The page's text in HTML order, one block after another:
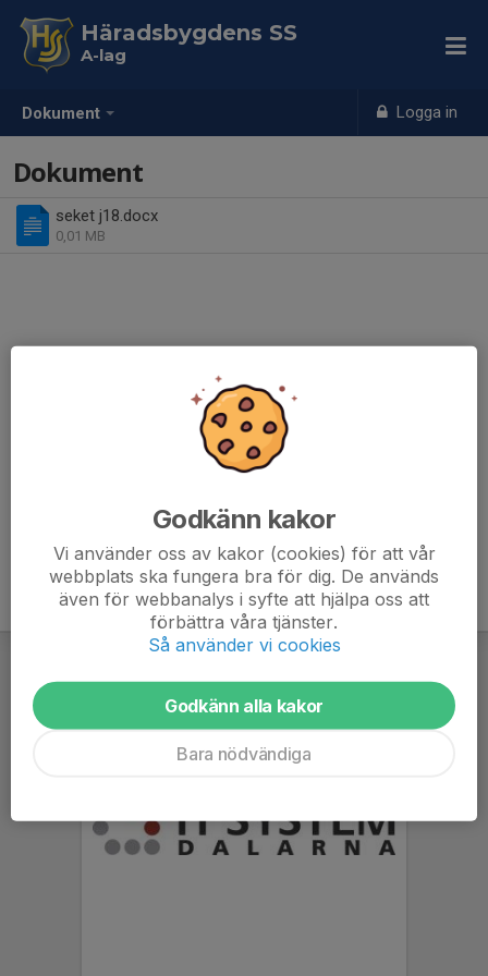
Dokument Logga in
Häradsbygdens SS
A-lag
Dokument
seket j18.docx
0,01 MB
Godkänn kakor
Vi använder oss av kakor (cookies) för att vår
webbplats ska fungera bra för dig. De används
även för webbanalys i syfte att hjälpa oss att
förbättra våra tjänster.
Så använder vi cookies
Godkänn alla kakor
Bara nödvändiga